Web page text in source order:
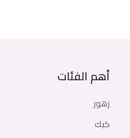
أهم الفئات
زهور
كيك